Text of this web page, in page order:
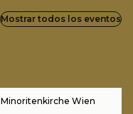
Minoritenkirche Wien
Mostrar todos los eventos